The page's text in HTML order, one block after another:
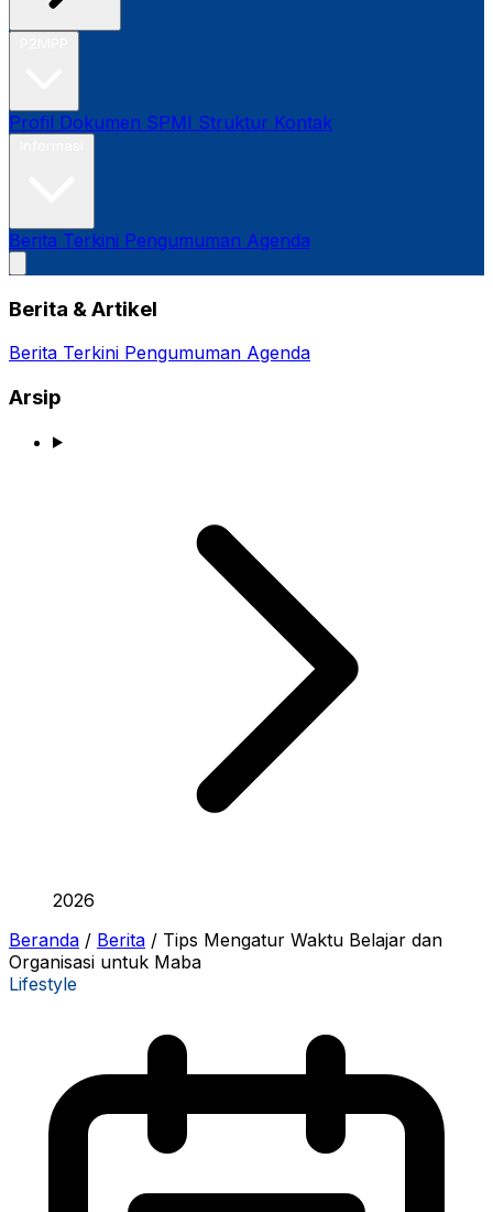
Profil Dokumen SPMI Struktur Kontak
Berita Terkini Pengumuman Agenda
Berita & Artikel
Berita Terkini Pengumuman Agenda
Arsip
2026
Beranda / Berita / Tips Mengatur Waktu Belajar dan
Organisasi untuk Maba
Lifestyle